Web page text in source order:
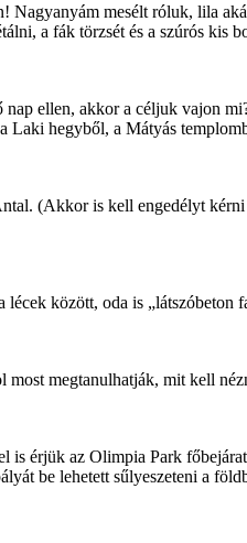
Nagyanyám mesélt róluk, lila
a fák törzsét és a szúrós kis
nap ellen, akkor a céljuk vajon
Laki hegyből, a Mátyás
(Akkor is kell engedélyt
lécek között, oda is
most megtanulhatják, mit kell
is érjük az Olimpia Park
be lehetett sűlyeszeteni a